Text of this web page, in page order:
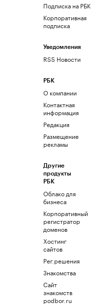
Подписка на РБК
Корпоративная
подписка
Уведомления
RSS Новости
РБК
О компании
Контактная
информация
Редакция
Размещение
рекламы
Другие
продукты
РБК
Облако для
бизнеса
Корпоративный
регистратор
доменов
Хостинг
сайтов
Рег.решения
Знакомства
Сайт
знакомств
podbor.ru